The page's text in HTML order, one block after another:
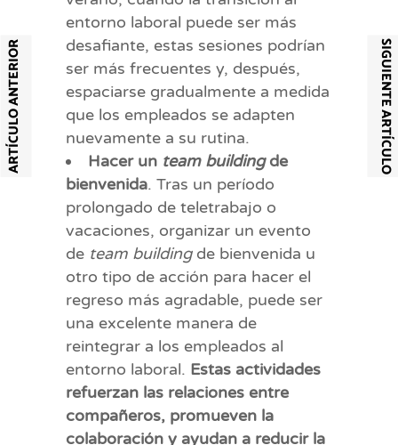
entorno laboral puede ser más
desafiante, estas sesiones podrían
ser más frecuentes y, después,
espaciarse gradualmente a medida
que los empleados se adapten
nuevamente a su rutina.
Hacer un team buildingde
bienvenida. Tras un período
prolongado de teletrabajo o
vacaciones, organizar un evento
de team buildingde bienvenida u
otro tipo de acción para hacer el
regreso más agradable, puede ser
una excelente manera de
reintegrar a los empleados al
entorno laboral. Estas actividades
refuerzan las relaciones entre
compañeros, promueven la
colaboración y ayudan a reducir la
ARTÍCULO ANTERIOR SIGUIENTE ARTÍCULO